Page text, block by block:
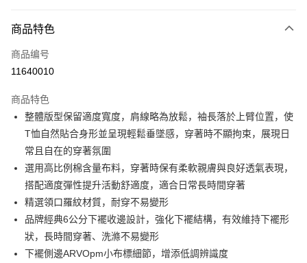
信用卡一次付款
信用卡分期付款
合作金库商业银行
华南商业银行
彰化商业银行
上海商业储蓄银行
台北富邦商业银行
国泰世华商业银行
台湾中小企业银行
台中商业银行
汇丰（台湾）商业银行
华泰商业银行
联邦商业银行
远东国际商业银行
元大商业银行
永丰商业银行
玉山商业银行
星展（台湾）商业银行
台新国际商业银行
台湾乐天信用卡公司
6期 0利率，每期
华南商业银行
彰化商业银行
上海商业储蓄银行
国泰世华商业银行
兆丰国际商业银行
台湾中小企业银行
台中商业银行
汇丰（台湾）商业银行
华泰商业银行
联邦商业银行
远东国际商业银行
元大商业银行
永丰商业银行
玉山商业银行
台新国际商业银行
中国信托商业银行
LINE Pay
Apple Pay
街口支付
悠遊付
Google Pay
Plus PAY
商品特色
商品编号
11640010
商品特色
整體版型保留適度寬度，肩線略為放鬆，袖長落於上臂位置，使
T恤自然貼合身形並呈現輕鬆垂墜感，穿著時不顯拘束，展現日
常且自在的穿著氛圍
選用高比例棉含量布料，穿著時保有柔軟親膚與良好透氣表現，
搭配適度彈性提升活動舒適度，適合日常長時間穿著
精選領口羅紋材質，耐穿不易變形
品牌經典6公分下襬收邊設計，強化下襬結構，有效維持下襬形
狀，長時間穿著、洗滌不易變形
下襬側邊ARVOpm小布標細節，增添低調辨識度